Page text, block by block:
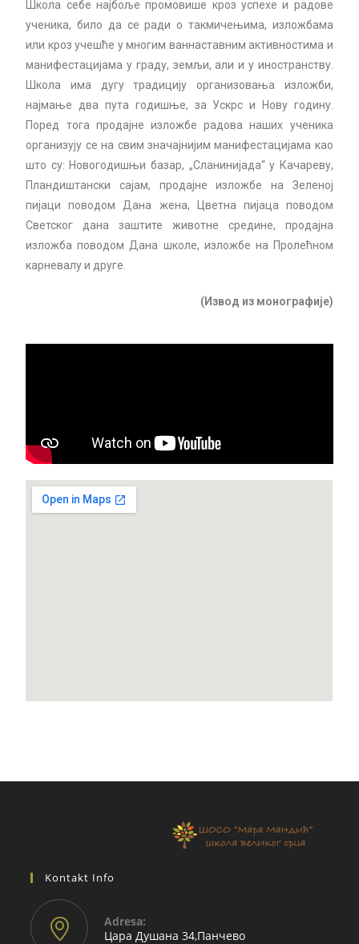
Школа себе најбоље промовише кроз успехе и радове
ученика, било да се ради о такмичењима, изложбама
или кроз учешће у многим ваннаставним активностима и
манифестацијама у граду, земљи, али и у иностранству.
Школа има дугу традицију организовања изложби,
најмање два пута годишње, за Ускрс и Нову годину.
Поред тога продајне изложбе радова наших ученика
организују се на свим значајнијим манифестацијама као
што су: Новогодишњи базар, „Сланинијада“ у Качареву,
Пландиштански сајам, продајне изложбе на Зеленоj
пијаци поводом Дана жена, Цветна пијаца поводом
Светског дана заштите животне средине, продајна
изложба поводом Дана школе, изложбе на Пролећном
карневалу и друге.
(Извод из монографије)
Kontakt Info
Adresа:
Цара Душана 34,Панчево